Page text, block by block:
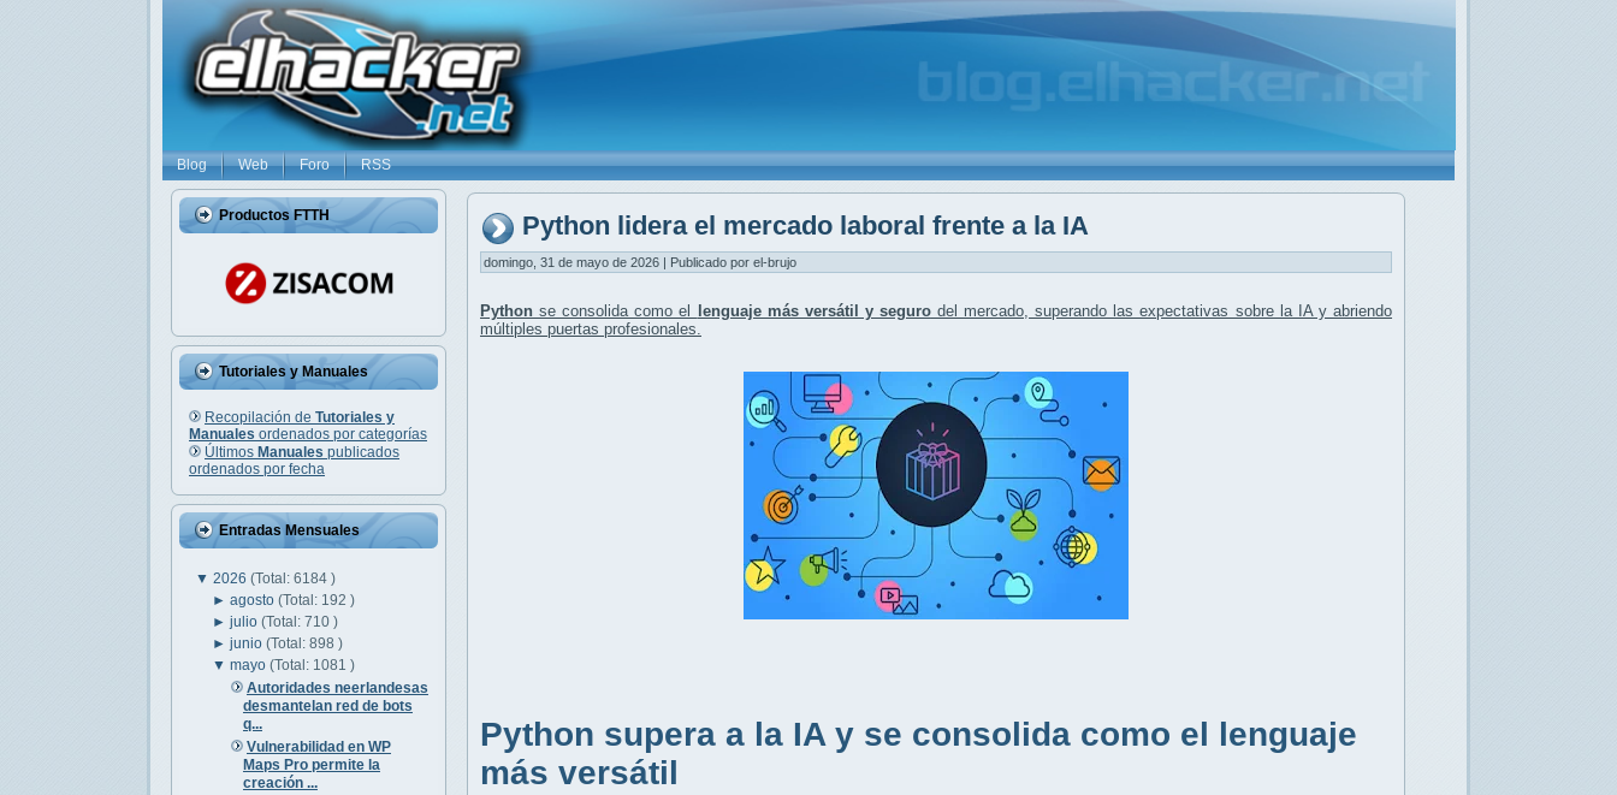
Blog Web Foro RSS
Productos FTTH
Tutoriales y Manuales
Recopilación de Tutoriales y
Manuales ordenados por categorías
Últimos Manuales publicados
ordenados por fecha
Entradas Mensuales
▼ 2026 (Total: 6184 )
►agosto(Total: 192 )
►julio(Total: 710 )
►junio(Total: 898 )
▼mayo(Total: 1081 )
Autoridades neerlandesas
desmantelan red de bots
q...
Vulnerabilidad en WP
Maps Pro permite la
creación ...
Python lidera el mercado laboral frente a la IA
domingo, 31 de mayo de 2026 | Publicado por el-brujo
Python se consolida como el lenguaje más versátil y segurodel mercado, superando las expectativas sobre la IA yabriendo
múltiples puertas profesionales
Python supera a la IA y se consolida como el lenguaje
más versátil